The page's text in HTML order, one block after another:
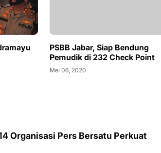
PSBB Jabar, Siap Bendung
Pemudik di 232 Check Point
Mei 06, 2020
Organisasi Pers Bersatu Perkuat